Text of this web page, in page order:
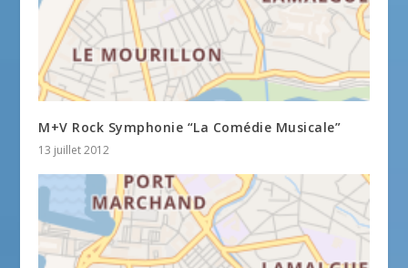
M+V Rock Symphonie “La Comédie Musicale”
13 juillet 2012